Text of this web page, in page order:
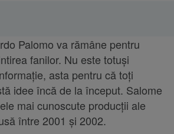
Palomo va rămâne pentru
fanilor. Nu este totuși
asta pentru că toți
idee încă de la început. Salome
mai cunoscute producții ale
între 2001 și 2002.